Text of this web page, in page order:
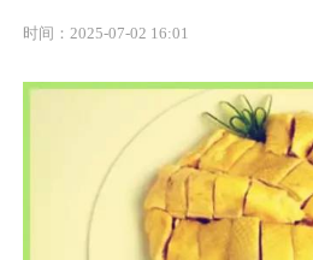
时间：2025-07-02 16:01